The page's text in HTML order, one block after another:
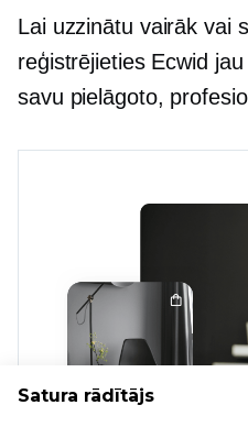
Lai uzzinātu vairāk vai
reģistrējieties Ecwid
savu pielāgoto,
Satura rādītājs